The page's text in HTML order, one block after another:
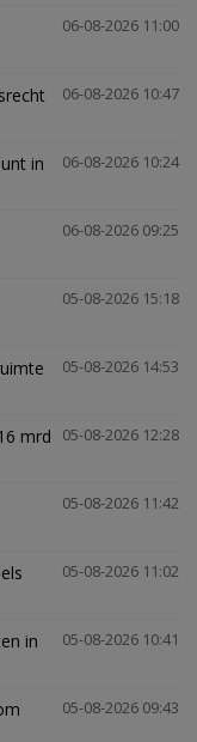
06-08-2026 11:00
06-08-2026 10:47
06-08-2026 10:24
in
06-08-2026 09:25
05-08-2026 15:18
05-08-2026 14:53
05-08-2026 12:28
mrd
05-08-2026 11:42
05-08-2026 11:02
05-08-2026 10:41
in
05-08-2026 09:43